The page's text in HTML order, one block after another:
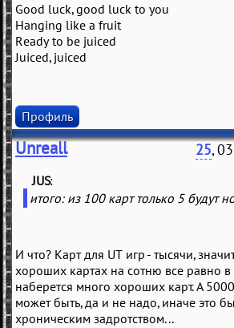
Good luck, good luck to you
Hanging like a fruit
Ready to be juiced
Juiced, juiced
Профиль
Unreall 25,
(JUS
итого: из 100 карт только 5 будут
И что? Карт для UT игр - тысячи,
хороших картах на сотню все равно
наберется много хороших карт. А
может быть, да и не надо, иначе это
хроническим задротством...